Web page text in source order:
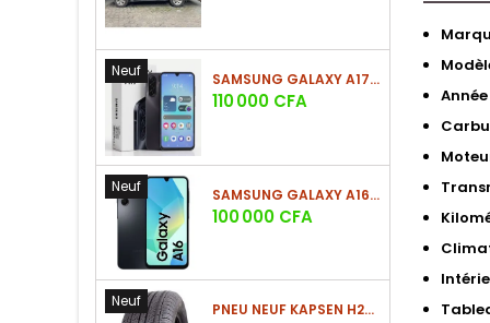
Neuf SAMSUNG GALAXY A17 (4GO/128GO)
Prix
110 000 CFA
Neuf SAMSUNG GALAXY A16 4G (4GO/128GO)
Prix
100 000 CFA
Neuf PNEU NEUF KAPSEN H202 225/60 R18 100H
Année